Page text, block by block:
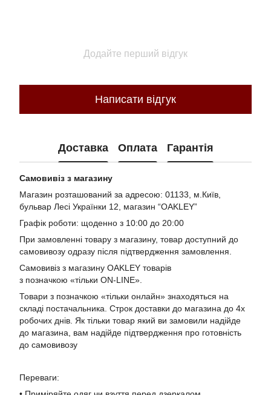
Додайте перший відгук
Написати відгук
Доставка Оплата Гарантія
Самовивіз з магазину
Магазин розташований за адресою: 01133, м.Київ,
бульвар Лесі Українки 12, магазин “OAKLEY”
Графік роботи: щоденно з 10:00 до 20:00
При замовленні товару з магазину, товар доступний до
самовивозу одразу після підтвердження замовлення.
Самовивіз з магазину OAKLEY товарів
з позначкою «тільки ON-LINE».
Товари з позначкою «тільки онлайн» знаходяться на
складі постачальника. Строк доставки до магазина до 4х
робочих днів. Як тільки товар який ви замовили надійде
до магазина, вам надійде підтвердження про готовність
до самовивозу
Переваги: